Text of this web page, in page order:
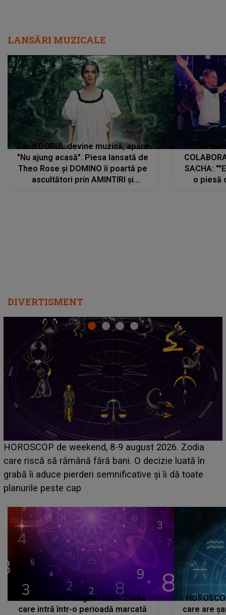
LANSĂRI MUZICALE
Când DORUL devine muzică, apare
"Nu ajung acasă". Piesa lansată de
Theo Rose și DOMINO îi poartă pe
ascultători prin AMINTIRI și
SACHA:
o piesă
DIVERTISMENT
Emanuel a ținut ACEST DETALIU ASCUNS până
acum! În fața Alexandrei, concurentul din Casa Iubirii
face o MĂRTURISIRE NEAȘTEPTATĂ despre mama
sa: "I-am spus și ei în față, eu nu te iubesc pentru
HOROSCOP 7 august 2026. Zodia
care intră într-o perioadă marcată
care are